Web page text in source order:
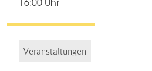
16:00 Uhr
Veranstaltungen